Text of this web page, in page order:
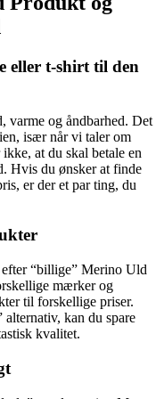
eller t-shirt til den
varme og åndbarhed. Det
især når vi taler om
at du skal betale en
Hvis du ønsker at finde
er der et par ting, du
“billige” Merino Uld
mærker og
til forskellige priser.
kan du spare
kvalitet.